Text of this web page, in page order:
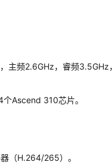
主频2.6GHz，睿频
Ascend 310芯片。
（H.264/265）。